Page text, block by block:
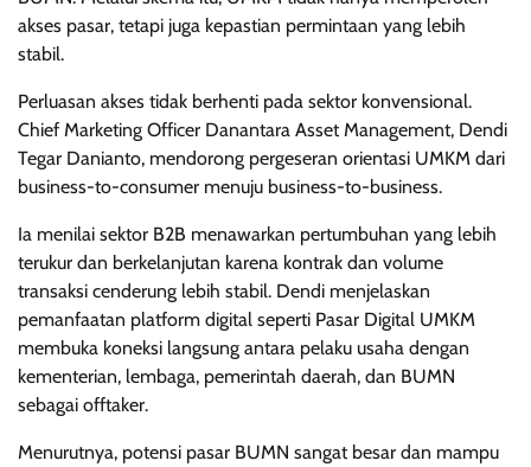
akses pasar, tetapi juga kepastian permintaan yang lebih
stabil.
Perluasan akses tidak berhenti pada sektor konvensional.
Chief Marketing Officer Danantara Asset Management, Dendi
Tegar Danianto, mendorong pergeseran orientasi UMKM dari
business-to-consumer menuju business-to-business.
Ia menilai sektor B2B menawarkan pertumbuhan yang lebih
terukur dan berkelanjutan karena kontrak dan volume
transaksi cenderung lebih stabil. Dendi menjelaskan
pemanfaatan platform digital seperti Pasar Digital UMKM
membuka koneksi langsung antara pelaku usaha dengan
kementerian, lembaga, pemerintah daerah, dan BUMN
sebagai offtaker.
Menurutnya, potensi pasar BUMN sangat besar dan mampu